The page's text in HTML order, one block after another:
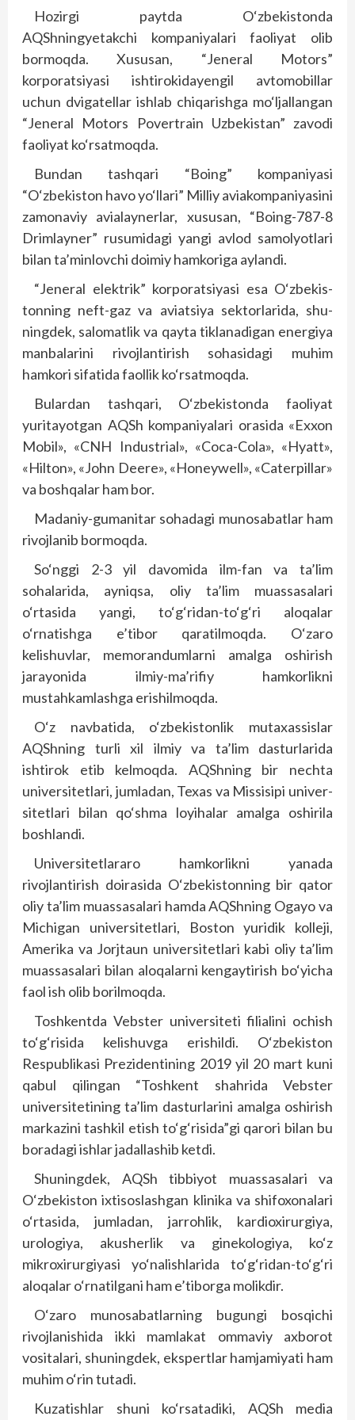
Hozirgi paytda O‘zbe­kistonda
AQShningyetakchi kompaniyalari fao­liyat olib
bormoqda. Xususan, “Jeneral Motors”
korporatsiyasi ishtirokidayengil avtomobillar
uchun dvigatellar ishlab chiqarishga mo‘ljallangan
“Jeneral Motors Pover­train Uzbekistan” zavodi
faoliyat ko‘rsatmoqda.
Bundan tashqari “Boing” kompaniyasi
“O‘zbekiston havo yo‘llari” Milliy aviakompaniyasini
zamonaviy avialay­nerlar, xususan, “Boing-787-8
Drimlayner” rusumidagi yangi avlod samolyotlari
bilan ta’minlovchi doimiy hamkoriga aylandi.
“Jeneral elektrik” kor­poratsiya­si esa O‘zbe­kis­
tonning neft-gaz va aviatsiya sektorlarida, shu­
ning­dek, salomatlik va qayta tiklanadigan energiya
manbalarini rivojlantirish sohasidagi muhim
hamkori sifatida faollik ko‘rsatmoqda.
Bulardan tashqari, O‘zbe­kis­tonda faoliyat
yuritayotgan AQSh kompaniyalari orasida «Exxon
Mobil», «CNH Industrial», «Coca-Cola», «Hyatt»,
«Hilton», «John Deere», «Honeywell», «Caterpillar»
va boshqalar ham bor.
Madaniy-gumanitar sohadagi munosabatlar ham
rivojlanib bormoqda.
So‘nggi 2-3 yil davomida ilm-fan va ta’lim
sohalarida, ayniqsa, oliy ta’lim muassasalari
o‘rtasida yangi, to‘g‘ridan-to‘g‘ri aloqalar
o‘rnatishga e’tibor qaratilmoqda. O‘zaro
kelishuvlar, memorandumlarni amalga oshirish
jarayonida ilmiy-ma’rifiy hamkorlikni
mustahkamlashga erishilmoqda.
O‘z navbatida, o‘zbekis­tonlik mutaxassislar
AQShning turli xil ilmiy va ta’lim dasturlarida
ishtirok etib kelmoqda. AQShning bir nechta
universitetlari, jumladan, Texas va Missisipi univer­­
sitetlari bilan qo‘sh­ma loyihalar amalga oshirila
boshlandi.
Universitetlararo hamkorlikni yanada
rivojlantirish doirasida O‘zbekis­tonning bir qator
oliy ta’lim muassasalari hamda AQShning Ogayo va
Michigan univer­sitetlari, Boston yuridik kolle­ji,
Amerika va Jorjtaun univer­sitetlari kabi oliy ta’lim
muassasalari bilan aloqalarni kengaytirish bo‘yicha
faol ish olib borilmoqda.
Toshkentda Vebster uni­ver­siteti filialini ochish
to‘g‘risida kelishuvga erishildi. O‘zbekiston
Respublikasi Prezidentining 2019 yil 20 mart kuni
qabul qilingan “Toshkent shahrida Vebster
universitetining ta’lim das­tur­larini amalga oshirish
markazini tashkil etish to‘g‘risida”gi qarori bilan bu
boradagi ishlar jadallashib ketdi.
Shuningdek, AQSh tibbiyot muassasalari va
O‘zbekiston ixtisoslashgan klinika va shifoxonalari
o‘rtasida, jumladan, jarrohlik, kardioxirurgiya,
urologiya, aku­sherlik va ginekologiya, ko‘z
mikroxirurgiyasi yo‘nalishlarida to‘g‘ridan-to‘g‘ri
aloqalar o‘rnatilgani ham e’tiborga molikdir.
O‘zaro munosabatlarning bugungi bosqichi
rivojlanishida ikki mamlakat ommaviy axborot
vositalari, shuningdek, ekspertlar hamjamiyati ham
muhim o‘rin tutadi.
Kuzatishlar shuni ko‘rsatadiki, AQSh media